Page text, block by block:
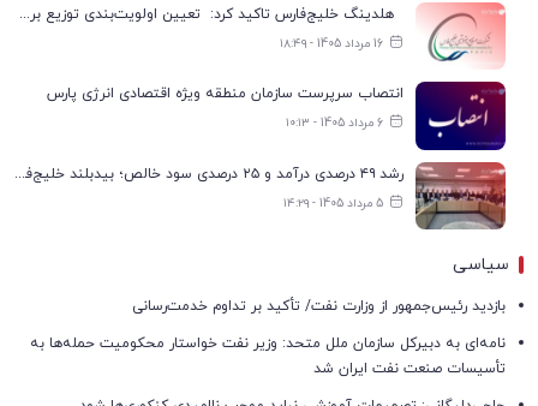
هلدینگ خلیج‌فارس تاکید کرد: تعیین اولویت‌بندی توزیع برق پتروشیمی‌ها، صرفا با شرکت ملی صنایع پتروشیمی ایران است
16 مرداد 1405 - ۱۸:۴۹
انتصاب سرپرست سازمان منطقه ویژه اقتصادی انرژی پارس
6 مرداد 1405 - ۱۰:۱۳
رشد ۴۹ درصدی درآمد و ۲۵ درصدی سود خالص؛ بیدبلند خلیج‌فارس سال ۱۴۰۴ را با رکوردهای جدید به پایان رساند
5 مرداد 1405 - ۱۴:۲۹
سیاسی
بازدید رئیس‌جمهور از وزارت نفت/ تأکید بر تداوم خدمت‌رسانی
نامه‌ای به دبیرکل سازمان ملل متحد: وزیر نفت خواستار محکومیت حمله‌ها به
تأسیسات صنعت نفت ایران شد